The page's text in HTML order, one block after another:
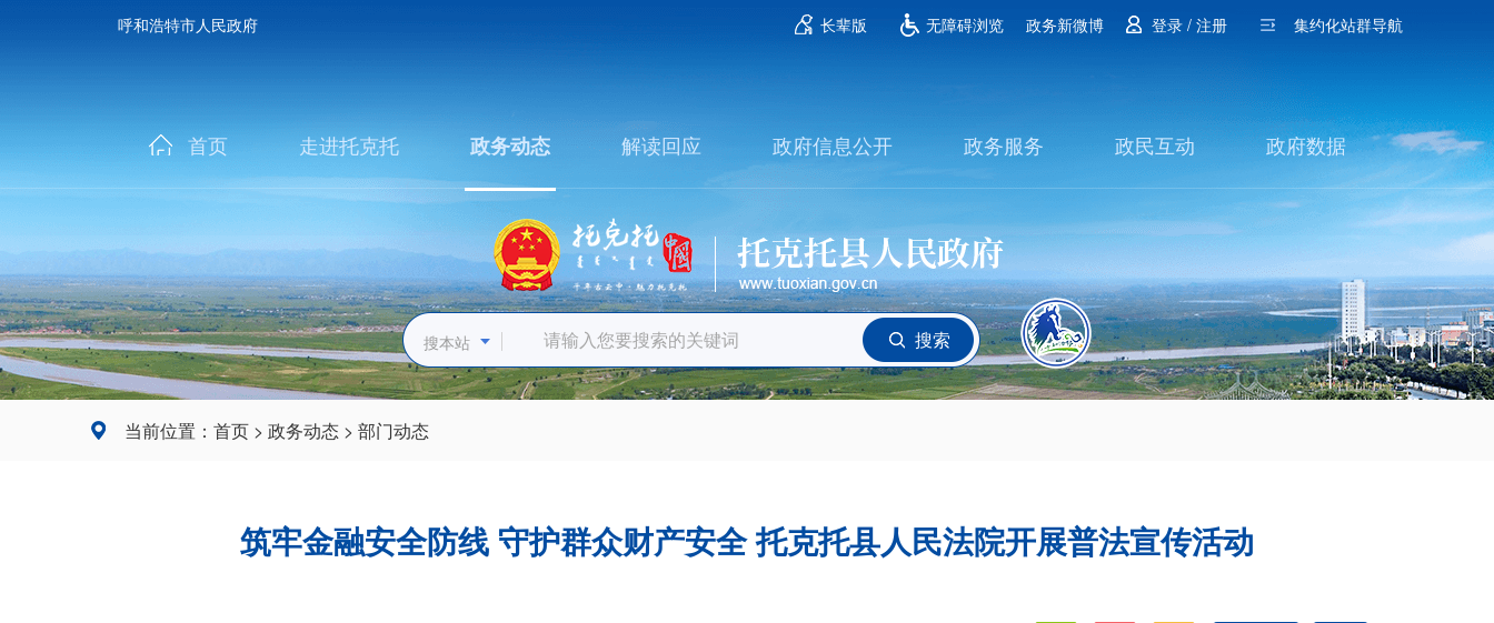
呼和浩特市人民政府 长辈版 无障碍浏览 政务新微博 登录 / 注册 集约化站群导航
首页 走进托克托 政务动态 解读回应 政府信息公开 政务服务 政民互动 政府数据
搜本站 搜索
当前位置： 首页 > 政务动态 > 部门动态
筑牢金融安全防线 守护群众财产安全 托克托县人民法院开展普法宣传活动